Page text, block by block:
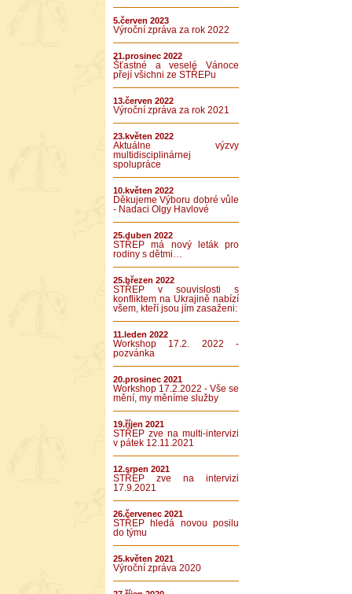
5.červen 2023
Výroční zpráva za rok 2022
21.prosinec 2022
Šťastné a veselé Vánoce
přejí všichni ze STŘEPu
13.červen 2022
Výroční zpráva za rok 2021
23.květen 2022
Aktuálne výzvy
multidisciplinárnej
spolupráce
10.květen 2022
Děkujeme Výboru dobré vůle
- Nadaci Olgy Havlové
25.duben 2022
STŘEP má nový leták pro
rodiny s dětmi…
25.březen 2022
STŘEP v souvislosti s
konfliktem na Ukrajině nabízí
všem, kteří jsou jím zasaženi:
11.leden 2022
Workshop 17.2. 2022 -
pozvánka
20.prosinec 2021
Workshop 17.2.2022 - Vše se
mění, my měníme služby
19.říjen 2021
STŘEP zve na multi-intervizi
v pátek 12.11.2021
12.srpen 2021
STŘEP zve na intervizi
17.9.2021
26.červenec 2021
STŘEP hledá novou posilu
do týmu
25.květen 2021
Výroční zpráva 2020